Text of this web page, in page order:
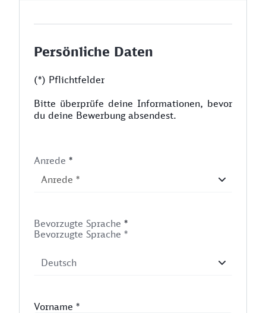
Persönliche Daten
(*) Pflichtfelder
Bitte überprüfe deine Informationen, bevor
du deine Bewerbung absendest.
Anrede *
Bevorzugte Sprache *
Bevorzugte Sprache *
Vorname *